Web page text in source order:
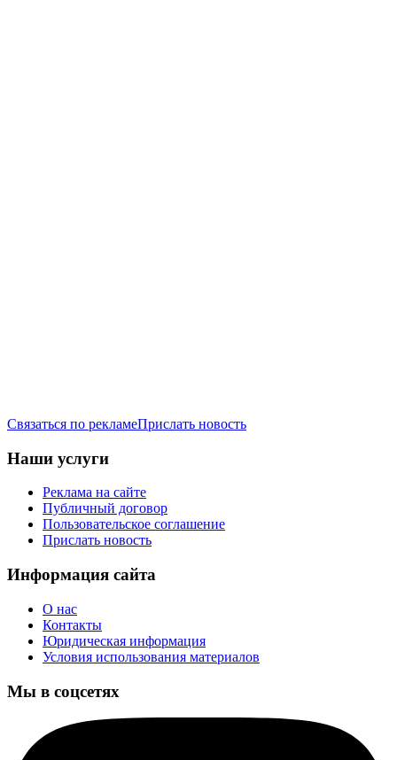
Связаться по рекламеПрислать новость
Наши услуги
Реклама на сайте
Публичный договор
Пользовательское соглашение
Прислать новость
Информация сайта
О нас
Контакты
Юридическая информация
Условия использования материалов
Мы в соцсетях